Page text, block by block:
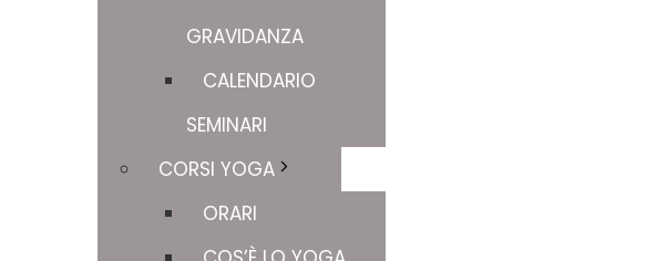
GRAVIDANZA
CALENDARIO
SEMINARI
CORSI YOGA
ORARI